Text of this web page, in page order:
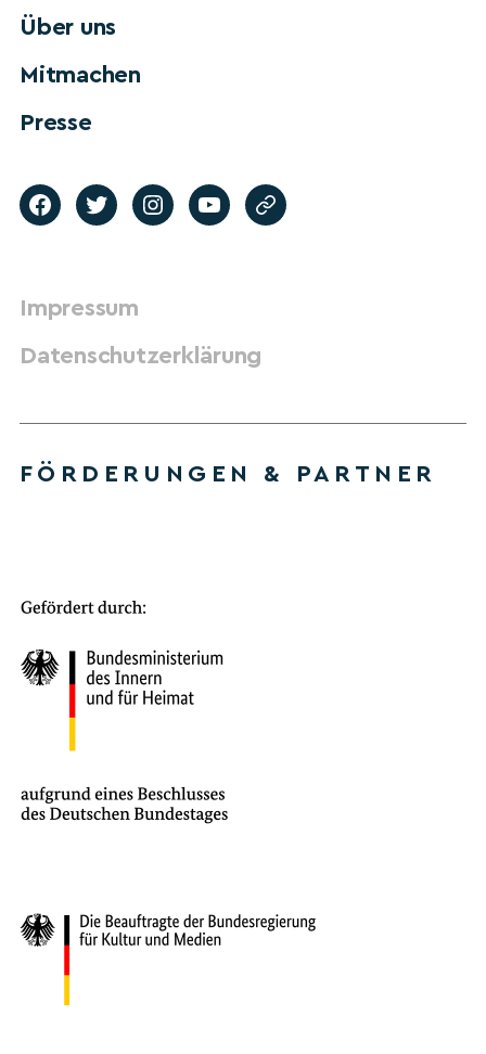
Über uns
Mitmachen
Presse
Impressum
Datenschutzerklärung
FÖRDERUNGEN & PARTNER